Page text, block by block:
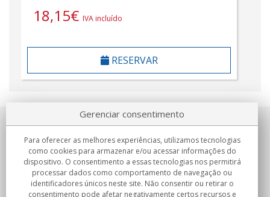
18,15€ IVA incluído
RESERVAR
Sobre nosotros
Compromissos
Compras
Gerenciar consentimento
Para oferecer as melhores experiências, utilizamos tecnologias
como cookies para armazenar e/ou acessar informações do
dispositivo. O consentimento a essas tecnologias nos permitirá
processar dados como comportamento de navegação ou
identificadores únicos neste site. Não consentir ou retirar o
consentimento pode afetar negativamente certos recursos e